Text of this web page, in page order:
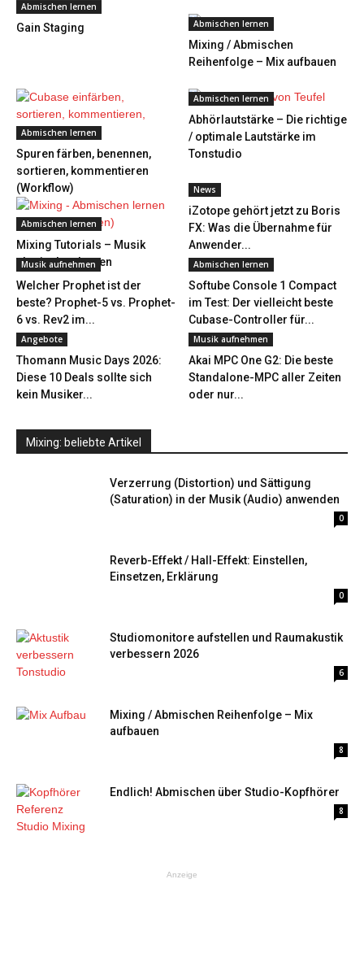
Abmischen lernen
Gain Staging Abmischen lernen
Mixing / Abmischen
Reihenfolge – Mix aufbauen
Abmischen lernen
Spuren färben, benennen,
sortieren, kommentieren
(Workflow)
Abmischen lernen
Abhörlautstärke – Die richtige
/ optimale Lautstärke im
Tonstudio
Abmischen lernen
Mixing Tutorials – Musik
abmischen lernen
News
iZotope gehört jetzt zu Boris
FX: Was die Übernahme für
Anwender...
Musik aufnehmen
Welcher Prophet ist der
beste? Prophet-5 vs. Prophet-
6 vs. Rev2 im...
Abmischen lernen
Softube Console 1 Compact
im Test: Der vielleicht beste
Cubase-Controller für...
Angebote
Thomann Music Days 2026:
Diese 10 Deals sollte sich
kein Musiker...
Musik aufnehmen
Akai MPC One G2: Die beste
Standalone-MPC aller Zeiten
oder nur...
Mixing: beliebte Artikel
Verzerrung (Distortion) und Sättigung
(Saturation) in der Musik (Audio) anwenden
0
Reverb-Effekt / Hall-Effekt: Einstellen,
Einsetzen, Erklärung
0
Studiomonitore aufstellen und Raumakustik
verbessern 2026
6
Mixing / Abmischen Reihenfolge – Mix
aufbauen
8
Endlich! Abmischen über Studio-Kopfhörer
8
Anzeige